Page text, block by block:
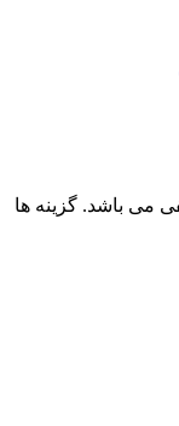
می باشد. گزینه ها